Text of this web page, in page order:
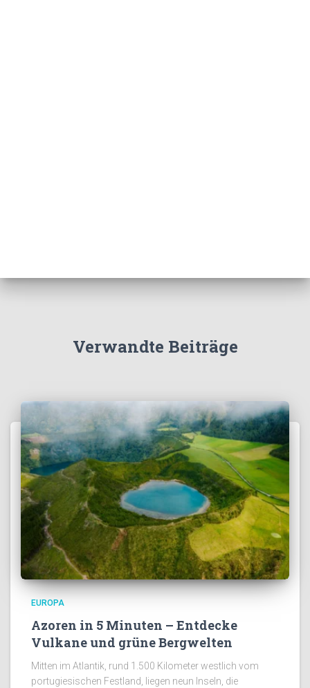
Verwandte Beiträge
EUROPA
Azoren in 5 Minuten – Entdecke
Vulkane und grüne Bergwelten
Mitten im Atlantik, rund 1.500 Kilometer westlich vom
portugiesischen Festland, liegen neun Inseln, die